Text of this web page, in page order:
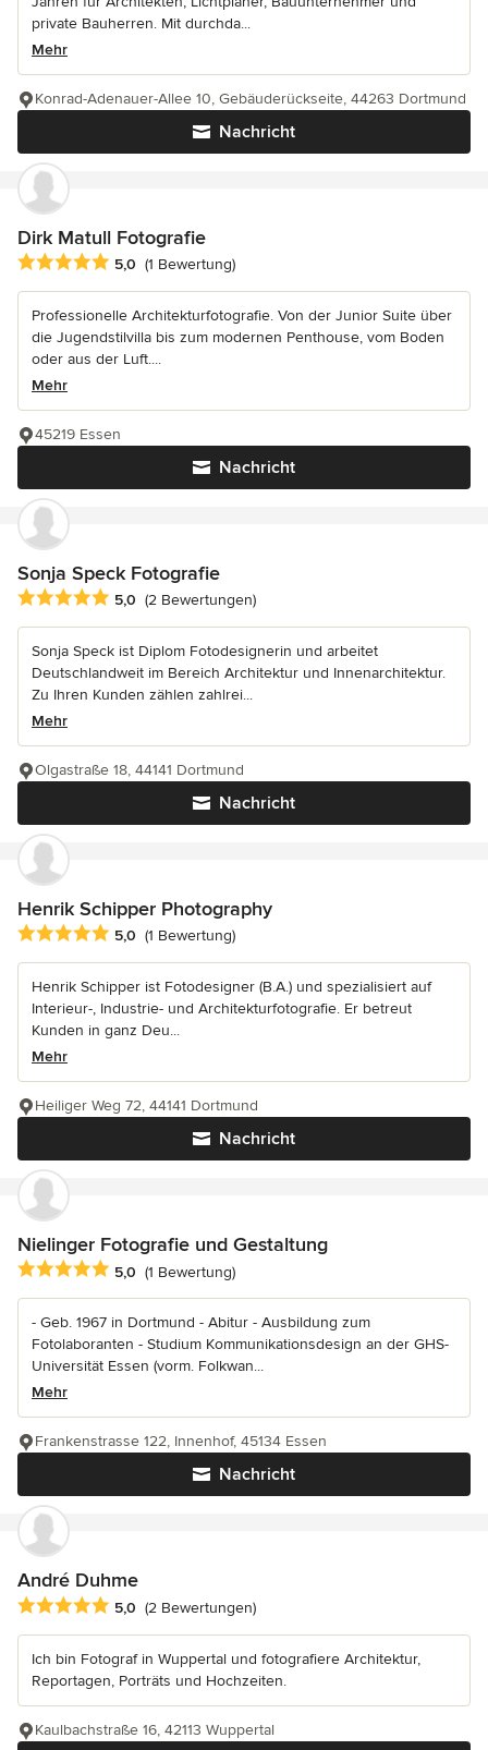
private Bauherren. Mit durchda...
Mehr
Nachricht
Konrad-Adenauer-Allee 10, Gebäuderückseite, 44263 Dortmund
Dirk Matull Fotografie
Durchschnittliche Bewertung: 5 von 5 Sternen
5,0 (1 Bewertung)
Professionelle Architekturfotografie. Von der Junior Suite über
die Jugendstilvilla bis zum modernen Penthouse, vom Boden
oder aus der Luft....
Mehr
Nachricht
45219 Essen
Sonja Speck Fotografie
Durchschnittliche Bewertung: 5 von 5 Sternen
5,0 (2 Bewertungen)
Sonja Speck ist Diplom Fotodesignerin und arbeitet
Deutschlandweit im Bereich Architektur und Innenarchitektur.
Zu Ihren Kunden zählen zahlrei...
Mehr
Nachricht
Olgastraße 18, 44141 Dortmund
Henrik Schipper Photography
Durchschnittliche Bewertung: 5 von 5 Sternen
5,0 (1 Bewertung)
Henrik Schipper ist Fotodesigner (B.A.) und spezialisiert auf
Interieur-, Industrie- und Architekturfotografie. Er betreut
Kunden in ganz Deu...
Mehr
Nachricht
Heiliger Weg 72, 44141 Dortmund
Nielinger Fotografie und Gestaltung
Durchschnittliche Bewertung: 5 von 5 Sternen
5,0 (1 Bewertung)
- Geb. 1967 in Dortmund - Abitur - Ausbildung zum
Fotolaboranten - Studium Kommunikationsdesign an der GHS-
Universität Essen (vorm. Folkwan...
Mehr
Nachricht
Frankenstrasse 122, Innenhof, 45134 Essen
André Duhme
Durchschnittliche Bewertung: 5 von 5 Sternen
5,0 (2 Bewertungen)
Ich bin Fotograf in Wuppertal und fotografiere Architektur,
Reportagen, Porträts und Hochzeiten.
Kaulbachstraße 16, 42113 Wuppertal